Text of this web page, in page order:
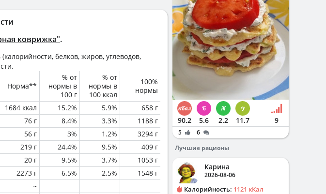
коврижка".
белков, жиров, углеводов,
Норма**
% от
нормы в
100 г
% от
нормы в
100 ккал
100%
нормы
1684 ккал 15.2% 5.9%
658 г
76 г 8.4% 3.3%
1188 г
56 г 3% 1.2%
3294 г
219 г 24.4% 9.5%
409 г
20 г 9.5% 3.7%
1053 г
2273 г 6.5% 2.5%
1548 г
~
90.2 5.6 2.2 11.7 9
5
6
Лучшие рационы
Карина
2026-08-06
Калорийность: 1121 кКал